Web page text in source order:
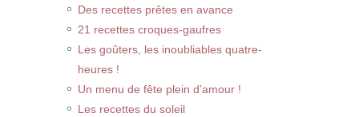
Des recettes prêtes en avance
21 recettes croques-gaufres
Les goûters, les inoubliables quatre-
heures !
Un menu de fête plein d’amour !
Les recettes du soleil